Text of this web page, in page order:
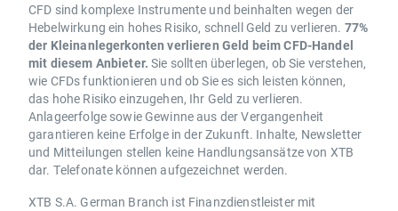
CFD sind komplexe Instrumente und beinhalten wegen der
Hebelwirkung ein hohes Risiko, schnell Geld zu verlieren. 77%
der Kleinanlegerkonten verlieren Geld beim CFD-Handel
mit diesem Anbieter. Sie sollten überlegen, ob Sie verstehen,
wie CFDs funktionieren und ob Sie es sich leisten können,
das hohe Risiko einzugehen, Ihr Geld zu verlieren.
Anlageerfolge sowie Gewinne aus der Vergangenheit
garantieren keine Erfolge in der Zukunft. Inhalte, Newsletter
und Mitteilungen stellen keine Handlungsansätze von XTB
dar. Telefonate können aufgezeichnet werden.
XTB S.A. German Branch ist Finanzdienstleister mit